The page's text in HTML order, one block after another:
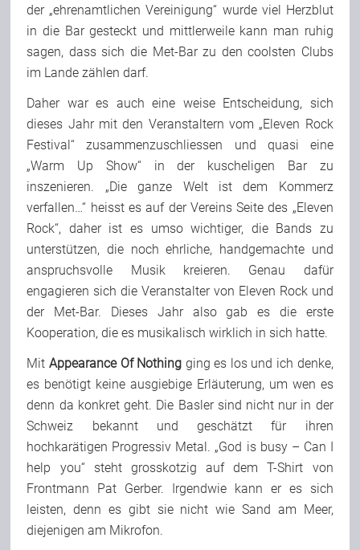
der „ehrenamtlichen Vereinigung“ wurde viel Herzblut
in die Bar gesteckt und mittlerweile kann man ruhig
sagen, dass sich die Met-Bar zu den coolsten Clubs
im Lande zählen darf.
Daher war es auch eine weise Entscheidung, sich
dieses Jahr mit den Veranstaltern vom „Eleven Rock
Festival“ zusammenzuschliessen und quasi eine
„Warm Up Show“ in der kuscheligen Bar zu
inszenieren. „Die ganze Welt ist dem Kommerz
verfallen…“ heisst es auf der Vereins Seite des „Eleven
Rock“, daher ist es umso wichtiger, die Bands zu
unterstützen, die noch ehrliche, handgemachte und
anspruchsvolle Musik kreieren. Genau dafür
engagieren sich die Veranstalter von Eleven Rock und
der Met-Bar. Dieses Jahr also gab es die erste
Kooperation, die es musikalisch wirklich in sich hatte.
MitAppearance Of Nothing ging es los und ich denke,
es benötigt keine ausgiebige Erläuterung, um wen es
denn da konkret geht. Die Basler sind nicht nur in der
Schweiz bekannt und geschätzt für ihren
hochkarätigen Progressiv Metal. „God is busy – Can I
help you“ steht grosskotzig auf dem T-Shirt von
Frontmann Pat Gerber. Irgendwie kann er es sich
leisten, denn es gibt sie nicht wie Sand am Meer,
diejenigen am Mikrofon.